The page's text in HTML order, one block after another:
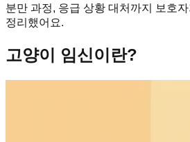
분만 과정, 응급 상황 대처까지 보호
정리했어요.
고양이 임신이란?